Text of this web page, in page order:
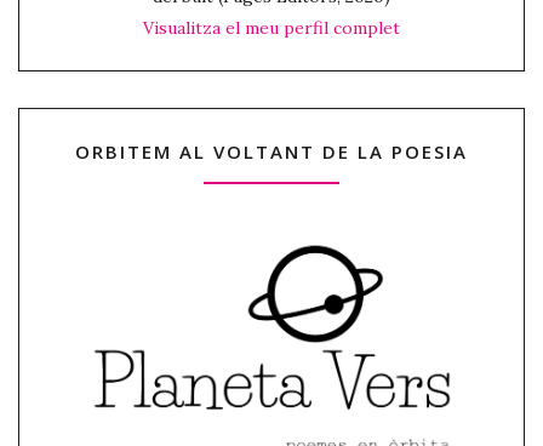
Visualitza el meu perfil complet
ORBITEM AL VOLTANT DE LA POESIA